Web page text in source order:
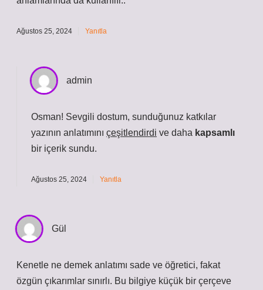
Ağustos 25, 2024 Yanıtla
admin
Osman! Sevgili dostum, sunduğunuz katkılar
yazının anlatımını çeşitlendirdi ve daha kapsamlı
bir içerik sundu.
Ağustos 25, 2024 Yanıtla
Gül
Kenetle ne demek anlatımı sade ve öğretici, fakat
özgün çıkarımlar sınırlı. Bu bilgiye küçük bir çerçeve